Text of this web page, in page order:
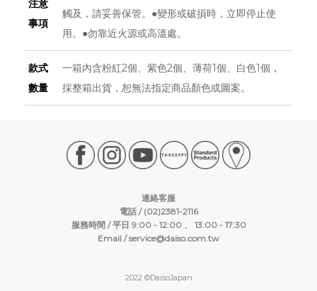
注意
事項
觸及，請妥善保管。●變形或破損時，立即停止使
用。●勿靠近火源或高溫處。
款式
數量
一箱內含粉紅2個、紫色2個、薄荷1個、白色1個，
採整箱出貨，恕無法指定商品顏色或圖案。
連絡客服
電話 / (02)2381-2116
服務時間 / 平日 9:00 - 12:00 、 13:00 - 17:30
Email /service@daiso.com.tw
2022 ©DaisoJapan